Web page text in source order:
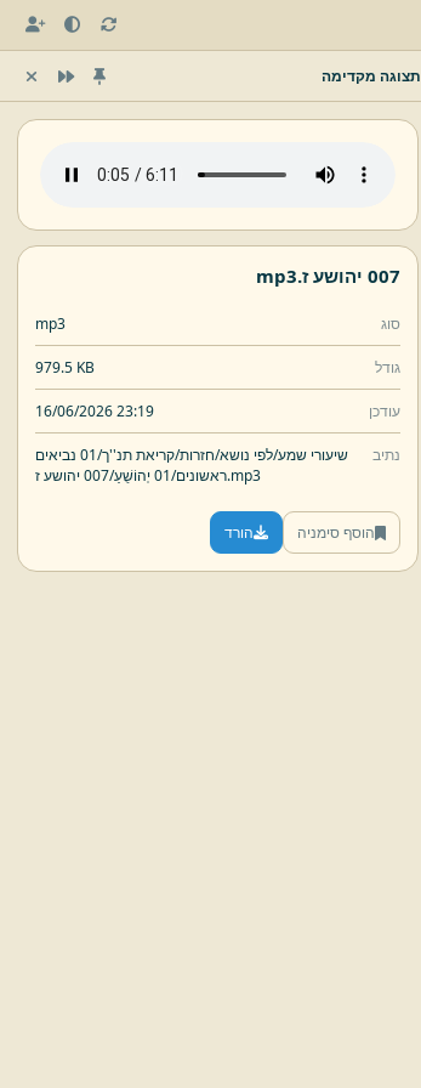
תצוגה מקדימה
007 יהושע ז. mp3
סוג mp3
גודל 979.5 KB
עודכן 16/06/2026 23:19
נתיב שיעורי שמע/לפי נושא/חזרות/קריאת תנ''ך/
01 נביאים
ראשונים/01 יְהוֹשֻׁעַ/ 007 יהושע ז.mp3
הוסף סימניה הורד